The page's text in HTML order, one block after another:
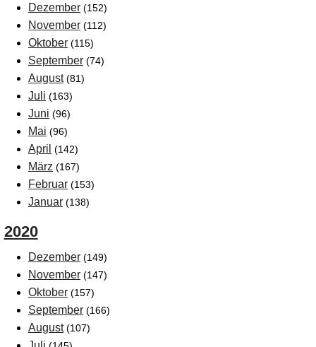
Dezember (152)
November (112)
Oktober (115)
September (74)
August (81)
Juli (163)
Juni (96)
Mai (96)
April (142)
März (167)
Februar (153)
Januar (138)
2020
Dezember (149)
November (147)
Oktober (157)
September (166)
August (107)